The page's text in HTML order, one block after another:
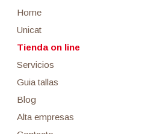
Home
Unicat
Tienda on line
Servicios
Guia tallas
Blog
Alta empresas